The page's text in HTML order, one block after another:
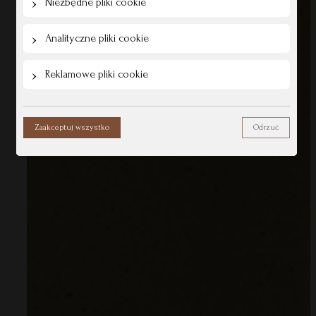
Analityczne pliki cookie
Reklamowe pliki cookie
Zaakceptuj wszystko Odrzuć